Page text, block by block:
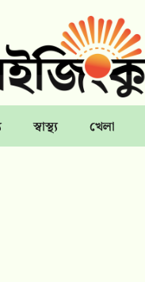
স্বাস্থ্য খেলা